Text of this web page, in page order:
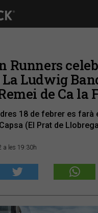
Runners
Ludwig
de Ca la
18 de febrer es farà
(El Prat de
a les 19:30h